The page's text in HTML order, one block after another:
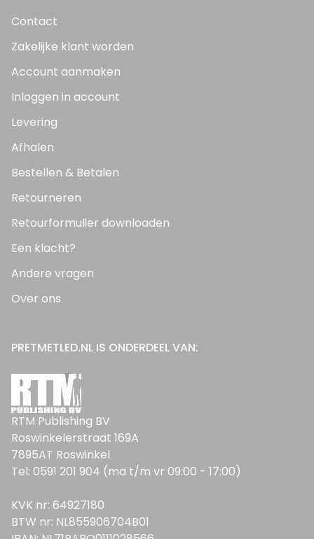
Contact
Zakelijke klant worden
Account aanmaken
Inloggen in account
Levering
Afhalen
Bestellen & Betalen
Retourneren
Retourformulier downloaden
Een klacht?
Andere vragen
Over ons
PRETMETLED.NL IS ONDERDEEL VAN:
RTM Publishing BV
Roswinkelerstraat 169A
7895AT Roswinkel
Tel: 0591 201 904 (ma t/m vr 09:00 - 17:00)
KVK nr: 64927180
BTW nr: NL855906704B01